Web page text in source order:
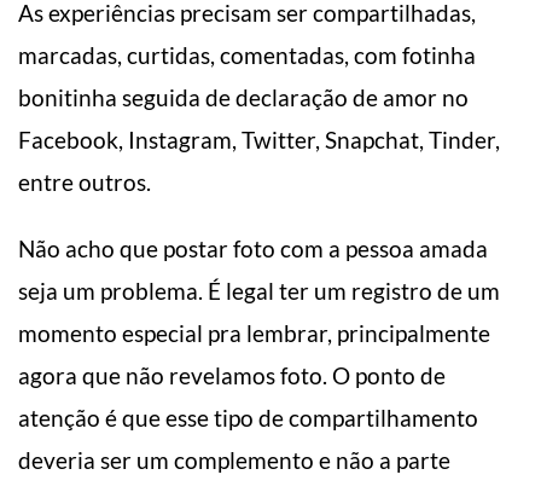
As experiências precisam ser compartilhadas,
marcadas, curtidas, comentadas, com fotinha
bonitinha seguida de declaração de amor no
Facebook, Instagram, Twitter, Snapchat, Tinder,
entre outros.
Não acho que postar foto com a pessoa amada
seja um problema. É legal ter um registro de um
momento especial pra lembrar, principalmente
agora que não revelamos foto. O ponto de
atenção é que esse tipo de compartilhamento
deveria ser um complemento e não a parte